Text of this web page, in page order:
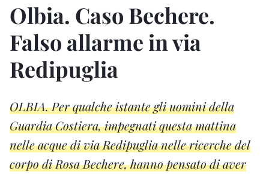
Olbia. Caso Bechere.
Falso allarme in via
Redipuglia
OLBIA. Per qualche istante gli uomini della
Guardia Costiera, impegnati questa mattina
nelle acque di via Redipuglia nelle ricerche del
corpo di Rosa Bechere, hanno pensato di aver